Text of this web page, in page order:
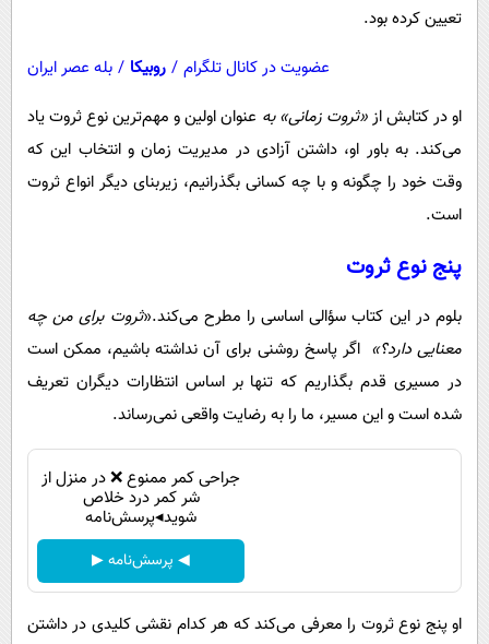
تعیین کرده بود.
عضویت در کانال تلگرام / روبیکا / بله عصر ایران
او در کتابش از«ثروت زمانی» به عنوان اولین و مهم‌ترین نوع ثروت یاد
می‌کند. به باور او، داشتن آزادی در مدیریت زمان و انتخاب این که
وقت خود را چگونه و با چه کسانی بگذرانیم، زیربنای دیگر انواع ثروت
است.
پنج نوع ثروت
بلوم در این کتاب سؤالی اساسی را مطرح می‌کند.«ثروت برای من چه
معنایی دارد؟» اگر پاسخ روشنی برای آن نداشته باشیم، ممکن است
در مسیری قدم بگذاریم که تنها بر اساس انتظارات دیگران تعریف
شده است و این مسیر، ما را به رضایت واقعی نمی‌رساند.
جراحی کمر ممنوع ❌ در منزل از
شر کمر درد خلاص
شوید◂پرسش‌نامه
◀ پرسش‌نامه ▶
او پنج نوع ثروت را معرفی می‌کند که هر کدام نقشی کلیدی در داشتن